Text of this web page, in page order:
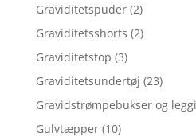
Graviditetspuder (2)
Graviditetsshorts (2)
Graviditetstop (3)
Graviditetsundertøj (23)
Gravidstrømpebukser og
Gulvtæpper (10)